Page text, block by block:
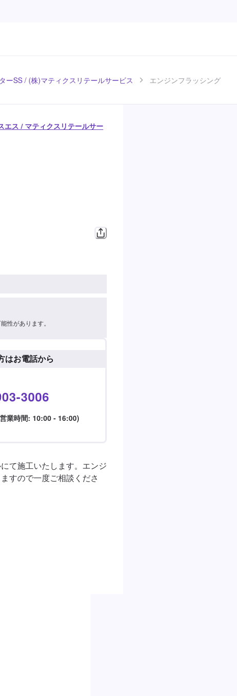
ーSS / (株)マティクスリテールサービス エンジンフラッシング
エス / マティクスリテールサー
性があります。
はお電話から
3006
業時間: 10:00 - 16:00)
て施工いたします。エンジ
すので一度ご相談くださ